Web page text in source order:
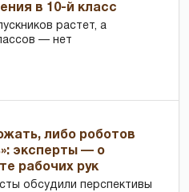
в 10-й класс
растет, а
— нет
либо роботов
эксперты — о
рабочих рук
обсудили перспективы